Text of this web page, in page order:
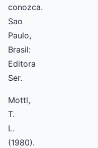
conozca.
Sao
Paulo,
Brasil:
Editora
Ser.
Mottl,
T.
L.
(1980).